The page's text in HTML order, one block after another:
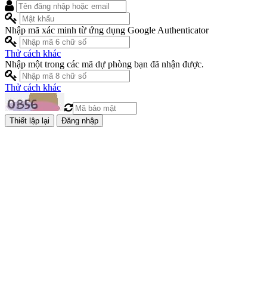
Nhập mã xác minh từ ứng dụng Google Authenticator
Thử cách khác
Nhập một trong các mã dự phòng bạn đã nhận được.
Thử cách khác
Đăng nhập